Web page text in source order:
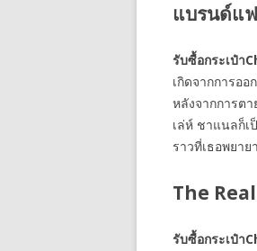
แบรนด์แ
รับซื้อกระเป๋า
เกิดจากการอ
หลังจากการตา
เล่ห์ ชาแนลก็เ
ราวที่เธอพยา
The
รับซื้อกระเป๋า